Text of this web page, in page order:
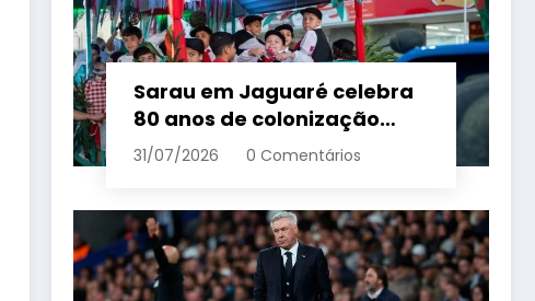
Sarau em Jaguaré celebra
80 anos de colonização
italiana com tradição e
31/07/2026 0 Comentários